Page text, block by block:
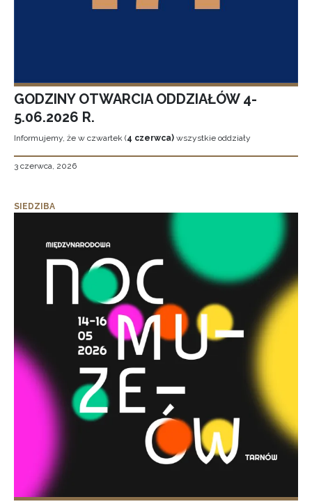
GODZINY OTWARCIA ODDZIAŁÓW 4-
5.06.2026 R.
Informujemy, że w czwartek (4 czerwca) wszystkie oddziały
3 czerwca, 2026
SIEDZIBA